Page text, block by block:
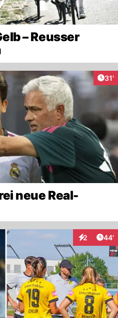
– Reusser
31'
neue Real-
2 44'